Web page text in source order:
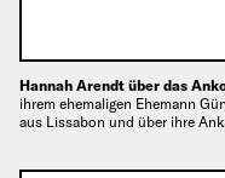
Hannah Arendt über das
ihrem ehemaligen Ehemann
aus Lissabon und über ihre